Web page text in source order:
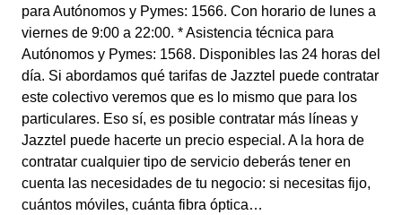
para Autónomos y Pymes: 1566. Con horario de lunes a
viernes de 9:00 a 22:00. * Asistencia técnica para
Autónomos y Pymes: 1568. Disponibles las 24 horas del
día. Si abordamos qué tarifas de Jazztel puede contratar
este colectivo veremos que es lo mismo que para los
particulares. Eso sí, es posible contratar más líneas y
Jazztel puede hacerte un precio especial. A la hora de
contratar cualquier tipo de servicio deberás tener en
cuenta las necesidades de tu negocio: si necesitas fijo,
cuántos móviles, cuánta fibra óptica…